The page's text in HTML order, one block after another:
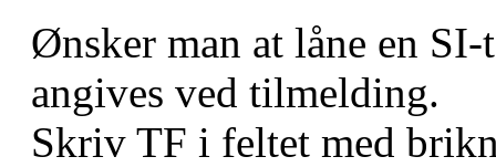
Ønsker man at låne en
angives ved tilmelding.
Skriv TF i feltet med